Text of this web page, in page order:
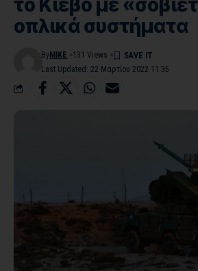
το Κίεβο με
οπλικά συστήματα
Last Updated: 22 Μαρτίου 2022 11:35
By MIKE 131 Views